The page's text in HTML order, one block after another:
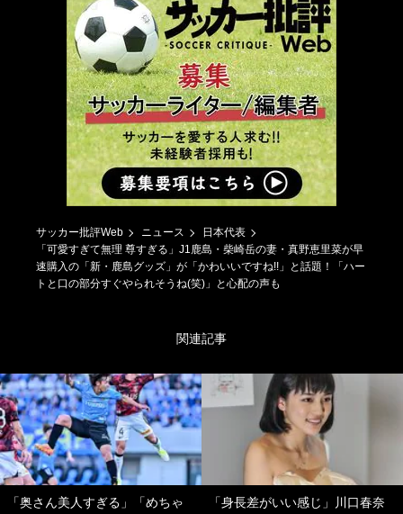
サッカー批評Web ニュース
日本代表
「可愛すぎて無理 尊すぎる」J1鹿島・柴崎岳の妻・真野恵里菜が早
速購入の「新・鹿島グッズ」が「かわいいですね!!」と話題！「ハー
トと口の部分すぐやられそうね(笑)」と心配の声も
関連記事
「奥さん美人すぎる」「めちゃ
「身長差がいい感じ」川口春奈